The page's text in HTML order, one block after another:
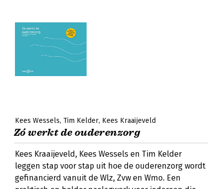
Kees Wessels Tim Kelder Kees Kraaijeveld
Zó werkt de ouderenzorg
Kees Kraaijeveld, Kees Wessels en Tim Kelder
leggen stap voor stap uit hoe de ouderenzorg wordt
gefinancierd vanuit de Wlz, Zvw en Wmo. Een